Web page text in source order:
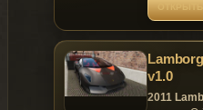
>
Feature (-):
v1.0
2011